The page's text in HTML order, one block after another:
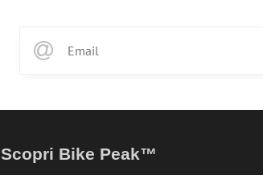
Scopri Bike Peak™